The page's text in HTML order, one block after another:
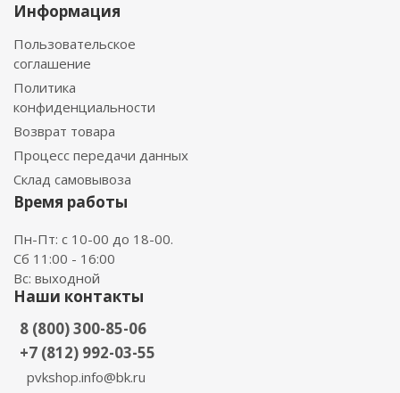
Информация
Пользовательское
соглашение
Политика
конфиденциальности
Возврат товара
Процесс передачи данных
Склад самовывоза
Время работы
Пн-Пт: с 10-00 до 18-00.
Сб 11:00 - 16:00
Вс: выходной
Наши контакты
8 (800) 300-85-06
+7 (812) 992-03-55
pvkshop.info@bk.ru